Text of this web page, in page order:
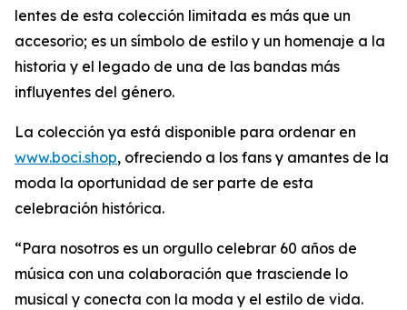
lentes de esta colección limitada es más que un
accesorio; es un símbolo de estilo y un homenaje a la
historia y el legado de una de las bandas más
influyentes del género.
La colección ya está disponible para ordenar en
www.boci.shop, ofreciendo a los fans y amantes de la
moda la oportunidad de ser parte de esta
celebración histórica.
“Para nosotros es un orgullo celebrar 60 años de
música con una colaboración que trasciende lo
musical y conecta con la moda y el estilo de vida.